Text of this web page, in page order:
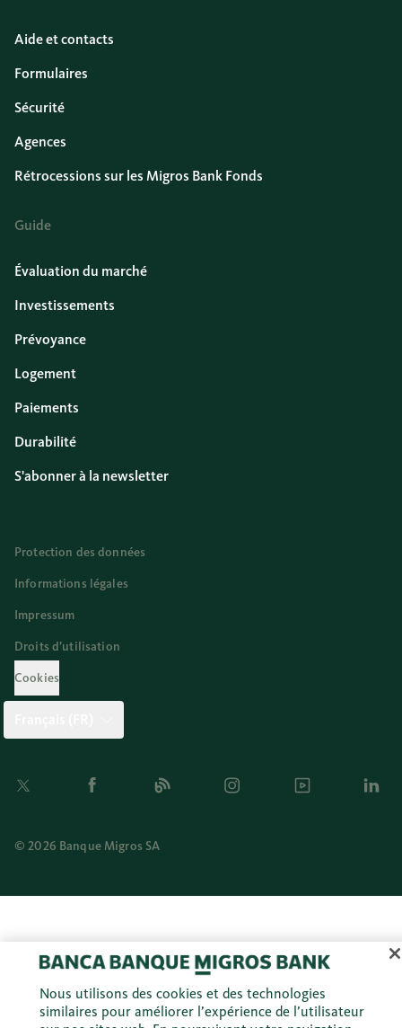
Aide et contacts
Formulaires
Sécurité
Agences
Rétrocessions sur les Migros Bank Fonds
Guide
Évaluation du marché
Investissements
Prévoyance
Logement
Paiements
Durabilité
S'abonner à la newsletter
Protection des données
Informations légales
Impressum
Droits d’utilisation
Cookies
Twitter Facebook Blog Instagram Youtube
© 2026 Banque Migros SA
Nous utilisons des cookies et des technologies
similaires pour améliorer l’expérience de l’utilisateur